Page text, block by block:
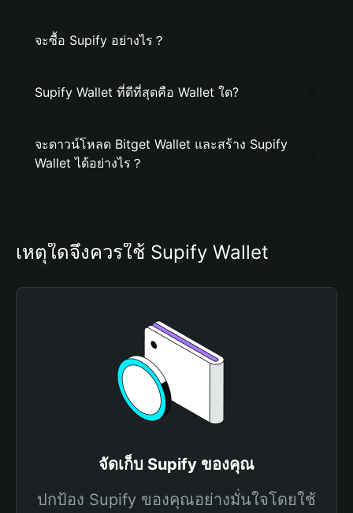
จะซื้อ Supify อย่างไร？
Supify Wallet ที่ดีที่สุดคือ Wallet ใด?
จะดาวน์โหลด Bitget Wallet และสร้าง Supify
Wallet ได้อย่างไร？
เหตุใดจึงควรใช้ Supify Wallet
จัดเก็บ Supify ของคุณ
ปกป้อง Supify ของคุณอย่างมั่นใจโดยใช้